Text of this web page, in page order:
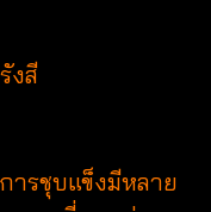
งสี
ารชุบแข็งมีหลาย